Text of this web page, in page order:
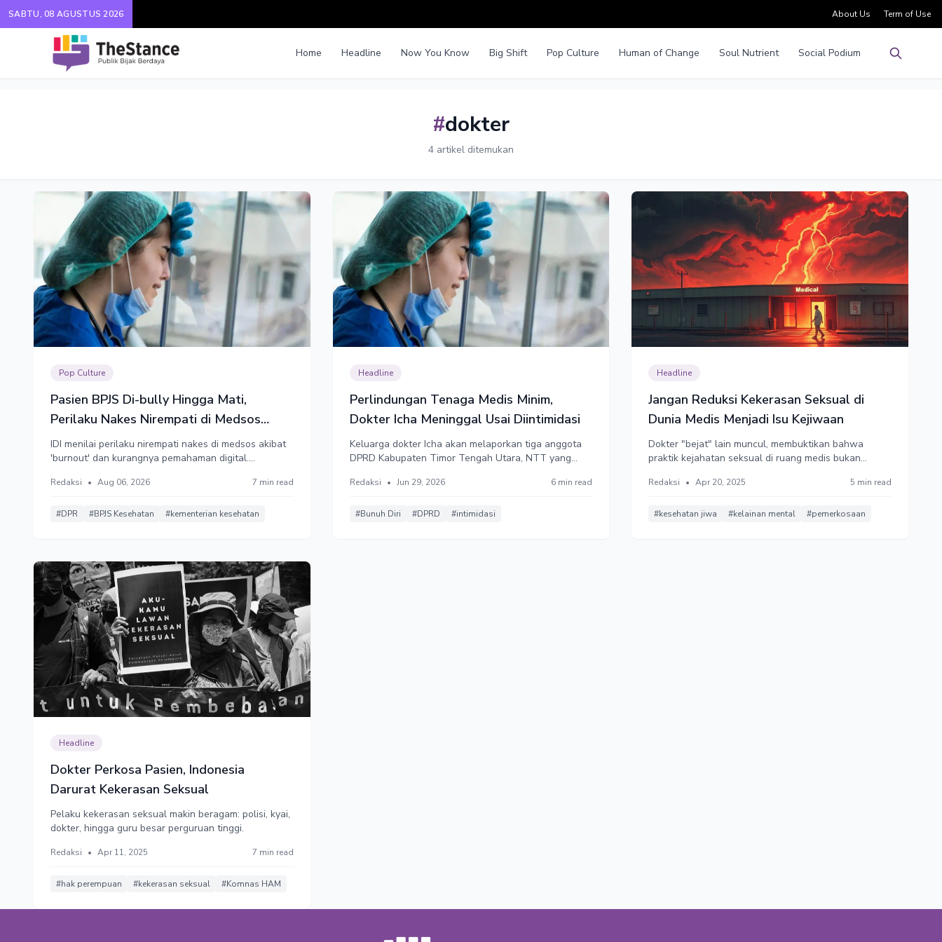
SABTU, 08 AGUSTUS 2026 About Us Term of Use
Home Headline Now You Know Big Shift Pop Culture Human of Change Soul Nutrient
Social Podium
#dokter
4 artikel ditemukan
Pop Culture
Pasien BPJS Di-bully Hingga Mati,
Perilaku Nakes Nirempati di Medsos
Disorot
IDI menilai perilaku nirempati nakes di medsos akibat
'burnout' dan kurangnya pemahaman digital.
nakes yang melanggar etik dan disiplin profesi.
Redaksi • Aug 06, 2026 7 min read
#DPR #BPJS Kesehatan #kementerian kesehatan
Headline
Perlindungan Tenaga Medis Minim,
Dokter Icha Meninggal Usai Diintimidasi
Keluarga dokter Icha akan melaporkan tiga anggota
DPRD Kabupaten Timor Tengah Utara, NTT yang
wacana pembentukan peraturan perundang-
tekanan psikologis selama bertugas.
Redaksi • Jun 29, 2026 6 min read
#Bunuh Diri #DPRD #intimidasi
Headline
Jangan Reduksi Kekerasan Seksual di
Dunia Medis Menjadi Isu Kejiwaan
Dokter "bejat" lain muncul, membuktikan bahwa
praktik kejahatan seksual di ruang medis bukan
Redaksi • Apr 20, 2025 5 min read
#kesehatan jiwa #kelainan mental #pemerkosaan
Headline
Dokter Perkosa Pasien, Indonesia
Darurat Kekerasan Seksual
Pelaku kekerasan seksual makin beragam: polisi, kyai,
dokter, hingga guru besar perguruan tinggi.
Redaksi • Apr 11, 2025 7 min read
#hak perempuan #kekerasan seksual #Komnas HAM